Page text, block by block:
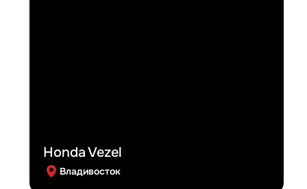
Honda Vezel
Владивосток